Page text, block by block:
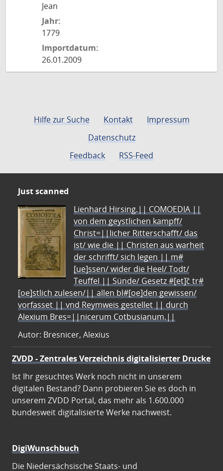
Jean
Jahr:
1779
Importdatum:
26.01.2009
Hilfe zur Suche Kontakt
Impressum
Datenschutz
Feedback
RSS-Feed
Just scanned
Lienhard Hirsing.|| COMOEDIA ||
von dem geystlichen kampff/
Christ=||licher Ritterschafft/ das
ist/ wie die || Christen aus warheit
der schrifft/ sich legen || m#
[ue]ssen/ wider die Heel/ Todt/
Teuffel || Sünde/ Gesetz #[et]c̃ tr#
[oe]stlich zulesen/|| allen bl#[oe]den gewissen/
vorfasset || vnd Reymweis gestellet || durch
Alexium Bres=||nicerum Cotbusianum.||
Autor: Bresnicer, Alexius
ZVDD - Zentrales Verzeichnis digitalisierter Drucke
Ist Ihr gesuchtes Werk noch nicht in unserem
digitalen Bestand? Dann probieren Sie es doch in
unserem ZVDD Portal, das mehr als 1.600.000
bundesweit digitalisierte Werke nachweist.
DigiWunschbuch
Die Niedersächsische Staats- und